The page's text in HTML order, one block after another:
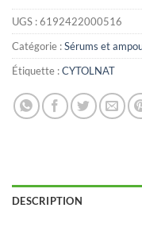
UGS :6192422000516
Catégorie :Sérums et
Étiquette :CYTOLNAT
DESCRIPTION